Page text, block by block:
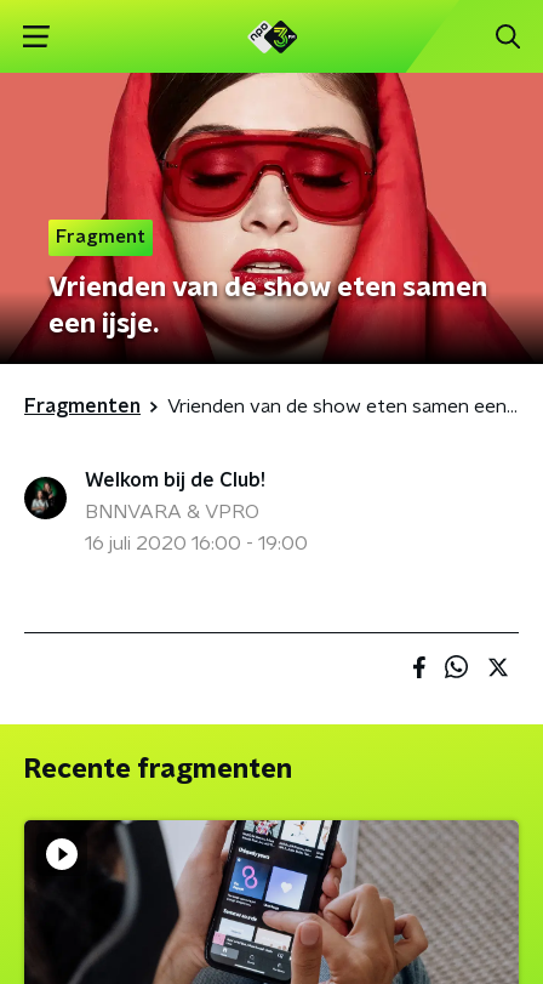
Fragment
Vrienden van de show eten samen
een ijsje.
Fragmenten Vrienden van de show eten samen een ijsje.
Welkom bij de Club!
BNNVARA & VPRO
16 juli 2020 16:00 - 19:00
Recente fragmenten